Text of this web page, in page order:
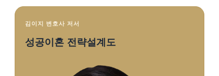
김이지 변호사 저서
성공이혼 전략설계도